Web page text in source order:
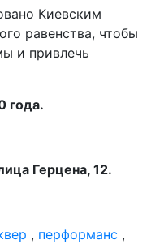
Киевским
равенства, чтобы
и привлечь
года.
Герцена, 12.
, перформанс ,